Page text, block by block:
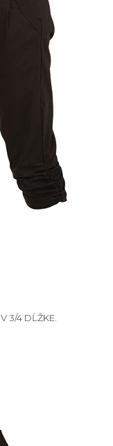
3/4 DĹŽKE.